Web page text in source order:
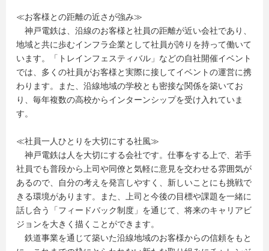
≪お客様との距離の近さが強み≫
神戸電鉄は、沿線のお客様と社員の距離が近い会社であり、
地域と共に歩むインフラ企業として社員が誇りを持って働いて
います。「トレインフェスティバル」などの自社開催イベント
では、多くの社員がお客様と実際に接してイベントの運営に携
わります。また、沿線地域の学校とも密接な関係を築いてお
り、毎年複数の高校からインターンシップを受け入れていま
す。
≪社員一人ひとりを大切にする社風≫
神戸電鉄は人を大切にする会社です。仕事をする上で、若手
社員でも普段から上司や同僚と気軽に意見を交わせる雰囲気が
あるので、自分の考えを発言しやすく、新しいことにも挑戦で
きる環境があります。また、上司と今後の目標や課題を一緒に
話し合う「フィードバック制度」を通じて、将来のキャリアビ
ジョンを大きく描くことができます。
鉄道事業を通じて築いた沿線地域のお客様からの信頼をもと